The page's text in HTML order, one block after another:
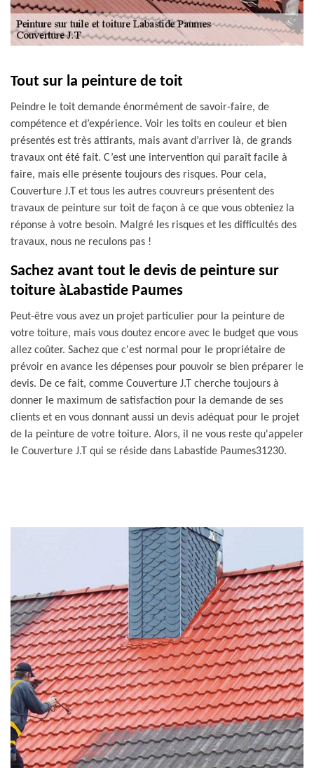
Tout sur la peinture de toit
Peindre le toit demande énormément de savoir-faire, de
compétence et d’expérience. Voir les toits en couleur et bien
présentés est très attirants, mais avant d’arriver là, de grands
travaux ont été fait. C’est une intervention qui paraît facile à
faire, mais elle présente toujours des risques. Pour cela,
Couverture J.T et tous les autres couvreurs présentent des
travaux de peinture sur toit de façon à ce que vous obteniez la
réponse à votre besoin. Malgré les risques et les difficultés des
travaux, nous ne reculons pas !
Sachez avant tout le devis de peinture sur
toiture àLabastide Paumes
Peut-être vous avez un projet particulier pour la peinture de
votre toiture, mais vous doutez encore avec le budget que vous
allez coûter. Sachez que c'est normal pour le propriétaire de
prévoir en avance les dépenses pour pouvoir se bien préparer le
devis. De ce fait, comme Couverture J.T cherche toujours à
donner le maximum de satisfaction pour la demande de ses
clients et en vous donnant aussi un devis adéquat pour le projet
de la peinture de votre toiture. Alors, il ne vous reste qu'appeler
le Couverture J.T qui se réside dans Labastide Paumes31230.